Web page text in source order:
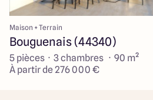
Maison + Terrain
Bouguenais (44340)
5 pièces · 3 chambres · 90 m²
À partir de 276 000 €